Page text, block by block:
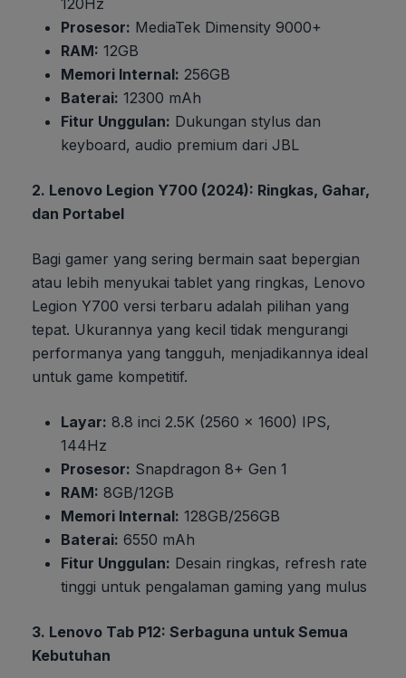
Prosesor: MediaTek Dimensity 9000+
RAM: 12GB
Memori Internal: 256GB
Baterai: 12300 mAh
Fitur Unggulan: Dukungan stylus dan
keyboard, audio premium dari JBL
2. Lenovo Legion Y700 (2024): Ringkas, Gahar,
dan Portabel
Bagi gamer yang sering bermain saat bepergian
atau lebih menyukai tablet yang ringkas, Lenovo
Legion Y700 versi terbaru adalah pilihan yang
tepat. Ukurannya yang kecil tidak mengurangi
performanya yang tangguh, menjadikannya ideal
untuk game kompetitif.
Layar: 8.8 inci 2.5K (2560 x 1600) IPS,
144Hz
Prosesor: Snapdragon 8+ Gen 1
RAM: 8GB/12GB
Memori Internal: 128GB/256GB
Baterai: 6550 mAh
Fitur Unggulan: Desain ringkas, refresh rate
tinggi untuk pengalaman gaming yang mulus
3. Lenovo Tab P12: Serbaguna untuk Semua
Kebutuhan